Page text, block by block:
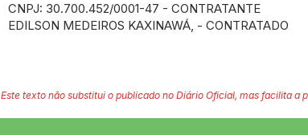
CNPJ: 30.700.452/0001-47 - CONTRATANTE
EDILSON MEDEIROS KAXINAWÁ, - CONTRATADO
Este texto não substitui o publicado no Diário Oficial, mas facilita a